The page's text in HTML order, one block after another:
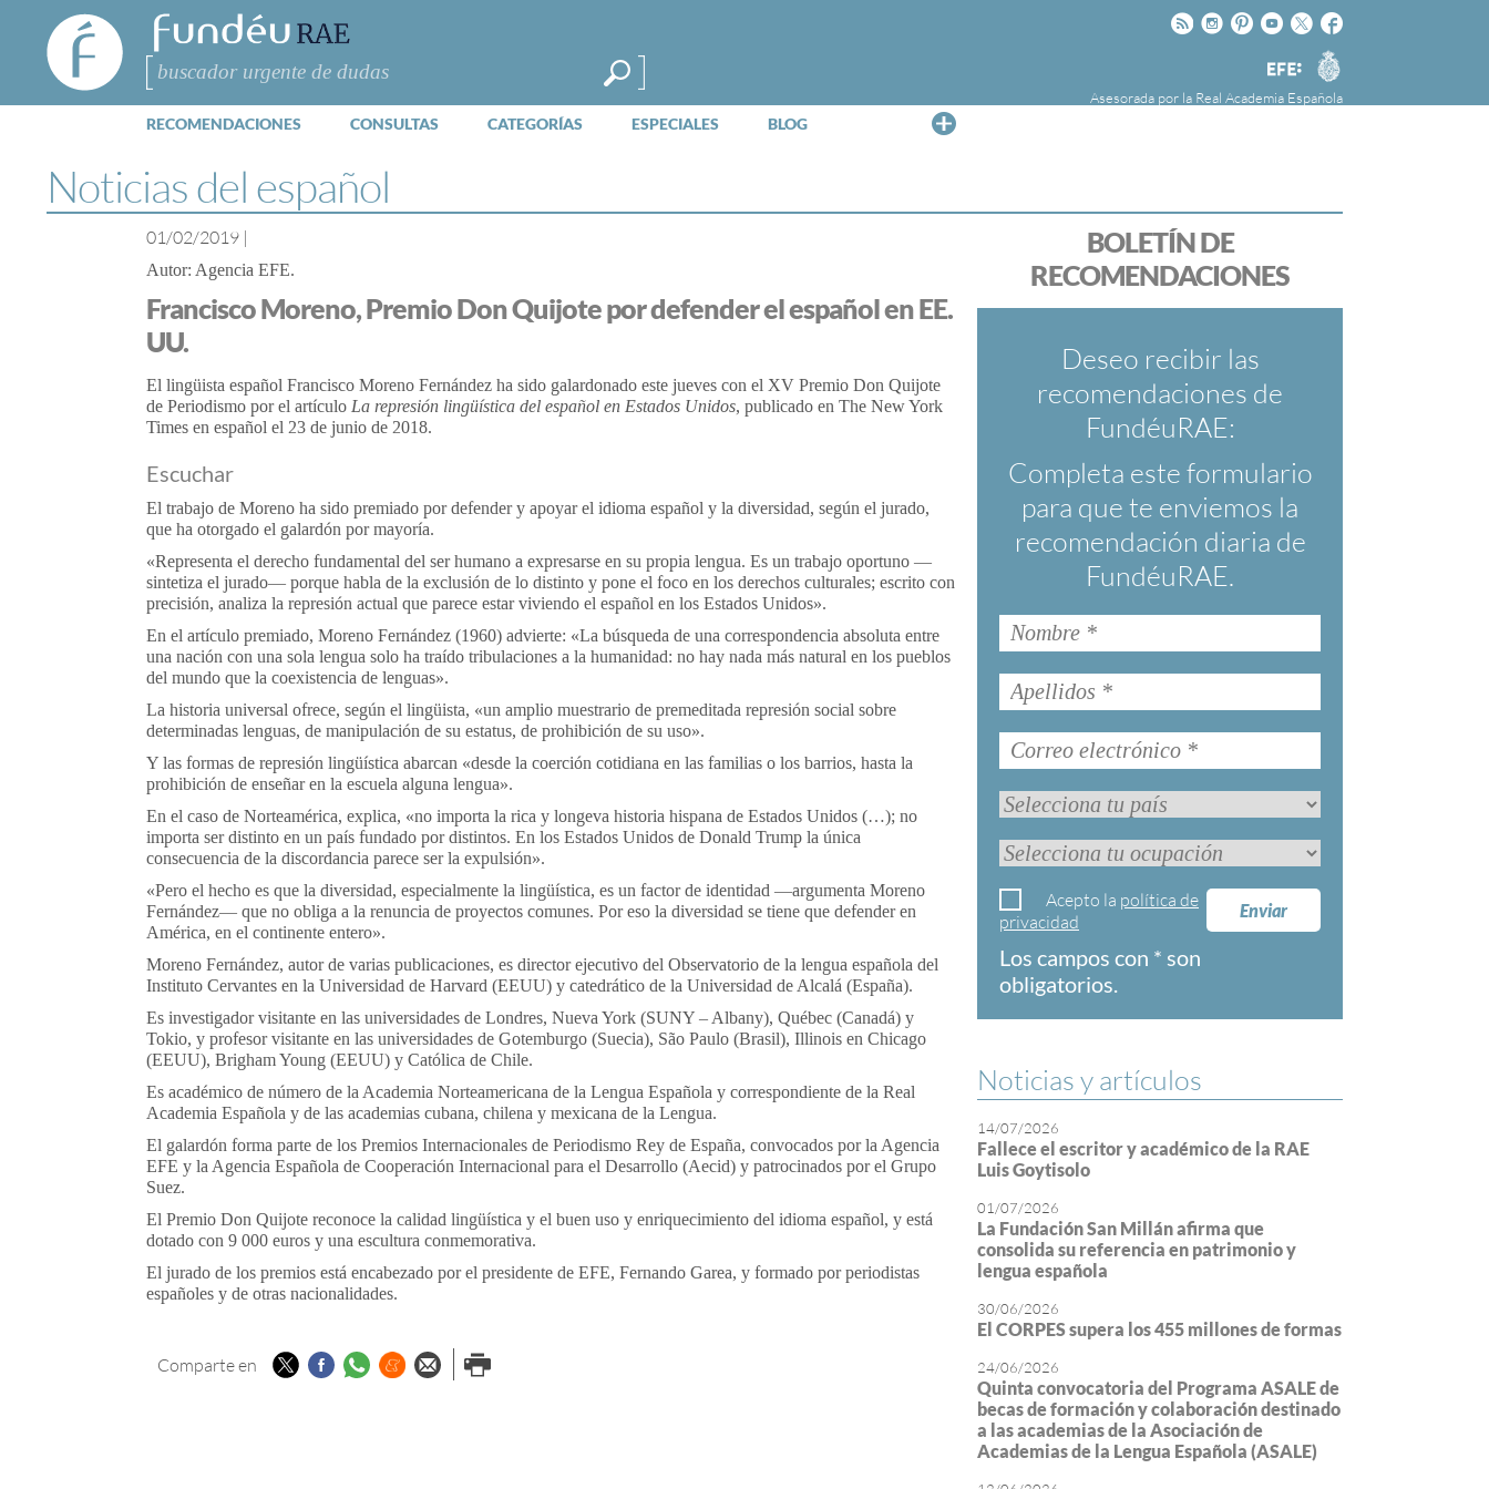
FundéuRAE
- Fundación
del Español
Urgente
Buscar
Facebook
Twitter
Youtube
Pinteres
Instagram
Rss
Agencia
EFE
Asesorada por la Real Academia Española
RECOMENDACIONES CONSULTAS CATEGORÍAS ESPECIALES BLOG
la Agencia Efe y la Real Academia Española,
cuyo objetivo es colaborar con el buen uso del
español en los medios de comunicación y en
Internet.
Noticias del español
BOLETÍN DE
RECOMENDACIONES
Deseo recibir las
recomendaciones de
FundéuRAE:
Completa este formulario
para que te enviemos la
recomendación diaria de
FundéuRAE.
Enviar
Acepto la política de
privacidad
Los campos con * son
obligatorios.
01/02/2019 |
Agencia EFE
Francisco Moreno, Premio Don Quijote por defender el español en EE.
UU.
El lingüista español Francisco Moreno Fernández ha sido galardonado este jueves con el XV Premio Don Quijote
de Periodismo por el artículo La represión lingüística del español en Estados Unidos, publicado en The New York
Times en español el 23 de junio de 2018.
Escuchar
El trabajo de Moreno ha sido premiado por defender y apoyar el idioma español y la diversidad, según el jurado,
que ha otorgado el galardón por mayoría.
«Representa el derecho fundamental del ser humano a expresarse en su propia lengua. Es un trabajo oportuno —
sintetiza el jurado— porque habla de la exclusión de lo distinto y pone el foco en los derechos culturales; escrito con
precisión, analiza la represión actual que parece estar viviendo el español en los Estados Unidos».
En el artículo premiado, Moreno Fernández (1960) advierte: «La búsqueda de una correspondencia absoluta entre
una nación con una sola lengua solo ha traído tribulaciones a la humanidad: no hay nada más natural en los pueblos
del mundo que la coexistencia de lenguas».
La historia universal ofrece, según el lingüista, «un amplio muestrario de premeditada represión social sobre
determinadas lenguas, de manipulación de su estatus, de prohibición de su uso».
Y las formas de represión lingüística abarcan «desde la coerción cotidiana en las familias o los barrios, hasta la
prohibición de enseñar en la escuela alguna lengua».
En el caso de Norteamérica, explica, «no importa la rica y longeva historia hispana de Estados Unidos (…); no
importa ser distinto en un país fundado por distintos. En los Estados Unidos de Donald Trump la única
consecuencia de la discordancia parece ser la expulsión».
«Pero el hecho es que la diversidad, especialmente la lingüística, es un factor de identidad —argumenta Moreno
Fernández— que no obliga a la renuncia de proyectos comunes. Por eso la diversidad se tiene que defender en
América, en el continente entero».
Moreno Fernández, autor de varias publicaciones, es director ejecutivo del Observatorio de la lengua española del
Instituto Cervantes en la Universidad de Harvard (EEUU) y catedrático de la Universidad de Alcalá (España).
Es investigador visitante en las universidades de Londres, Nueva York (SUNY – Albany), Québec (Canadá) y
Tokio, y profesor visitante en las universidades de Gotemburgo (Suecia), São Paulo (Brasil), Illinois en Chicago
(EEUU), Brigham Young (EEUU) y Católica de Chile.
Es académico de número de la Academia Norteamericana de la Lengua Española y correspondiente de la Real
Academia Española y de las academias cubana, chilena y mexicana de la Lengua.
El galardón forma parte de los Premios Internacionales de Periodismo Rey de España, convocados por la Agencia
EFE y la Agencia Española de Cooperación Internacional para el Desarrollo (Aecid) y patrocinados por el Grupo
Suez.
El Premio Don Quijote reconoce la calidad lingüística y el buen uso y enriquecimiento del idioma español, y está
dotado con 9 000 euros y una escultura conmemorativa.
El jurado de los premios está encabezado por el presidente de EFE, Fernando Garea, y formado por periodistas
españoles y de otras nacionalidades.
Comparte en TwitterFacebook
Whatsapp
Menéame
Enviar porImprimir
Noticias y artículos
14/07/2026
Fallece el escritor y académico de la RAE
Luis Goytisolo
01/07/2026
La Fundación San Millán afirma que
consolida su referencia en patrimonio y
lengua española
30/06/2026
El CORPES supera los 455 millones de formas
24/06/2026
Quinta convocatoria del Programa ASALE de
becas de formación y colaboración destinado
a las academias de la Asociación de
Academias de la Lengua Española (ASALE)